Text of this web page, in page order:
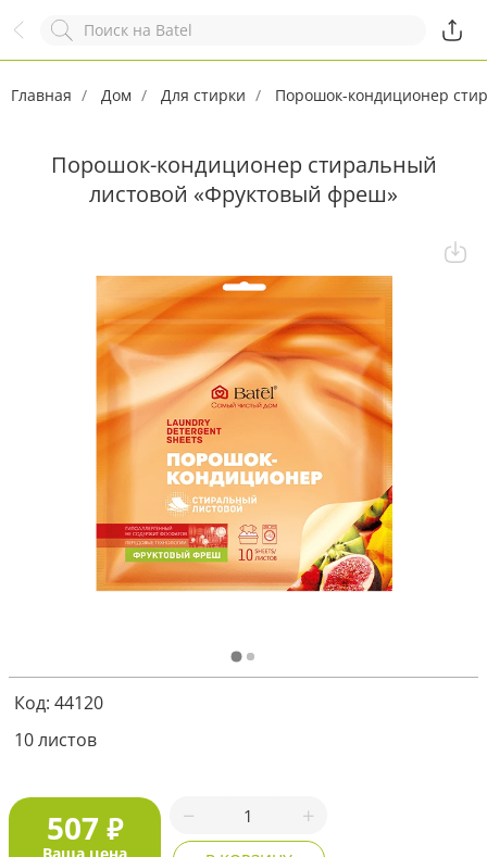
Назад
Главная Дом Для стирки Порошок-кондиционер
Порошок-кондиционер стиральный
листовой «Фруктовый фреш»
Код: 44120
10 листов
507 ₽
Появился вопрос?Заполните эту форму!
Я соглашаюсь сполитикой защиты
персональных данных
ОТПРАВИТЬ
МАКС
Для звонков по РФ